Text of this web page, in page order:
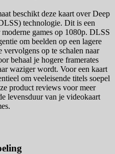
beschikt deze kaart over Deep
technologie. Dit is een
games op 1080p. DLSS
om beelden op een lagere
vervolgens op te schalen naar
behaal je hogere framerates
waziger wordt. Voor een kaart
om veeleisende titels soepel
product reviews voor meer
levensduur van je videokaart